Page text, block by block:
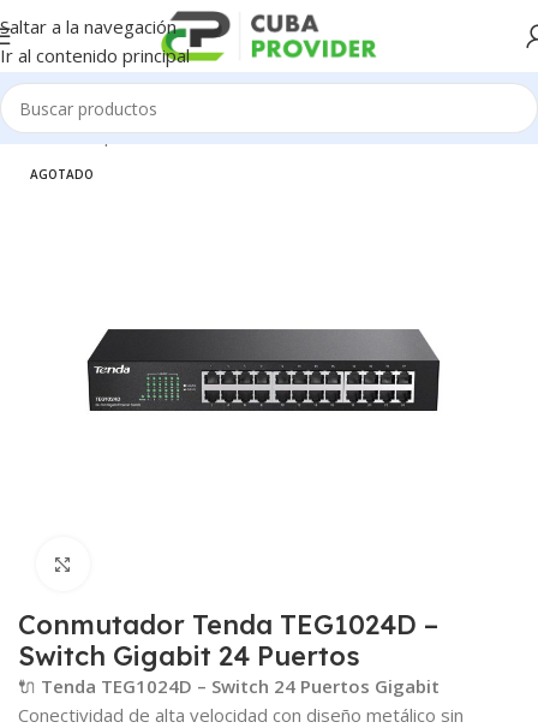
Saltar a la navegación
Ir al contenido principal
Inicio/Componentes de PC/Redes / WiFi / 4G
AGOTADO
Conmutador Tenda TEG1024D –
Switch Gigabit 24 Puertos
🔌 Tenda TEG1024D – Switch 24 Puertos Gigabit
Conectividad de alta velocidad con diseño metálico sin